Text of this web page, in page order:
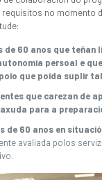
no momento
de 60 anos que teñan
persoal e
que poida suplir
que carezan de
para a
de 60 anos en
avaliada polos